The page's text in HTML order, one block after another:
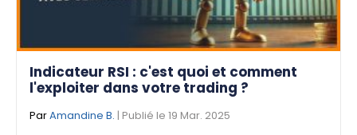
Indicateur RSI : c'est quoi et comment
l'exploiter dans votre trading ?
ParAmandine B. | Publié le 19 Mar. 2025